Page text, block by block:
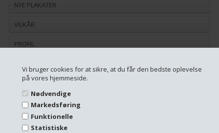
Vi bruger cookies for at sikre, at du får den bedste oplevelse
på vores hjemmeside.
Nødvendige
Markedsføring
Funktionelle
Statistiske
NYE PLAKATER
VILKÅR
PROFIL
BLOGGER ELLER INFLUENCER?
NYHEDSBREV
Kontakt